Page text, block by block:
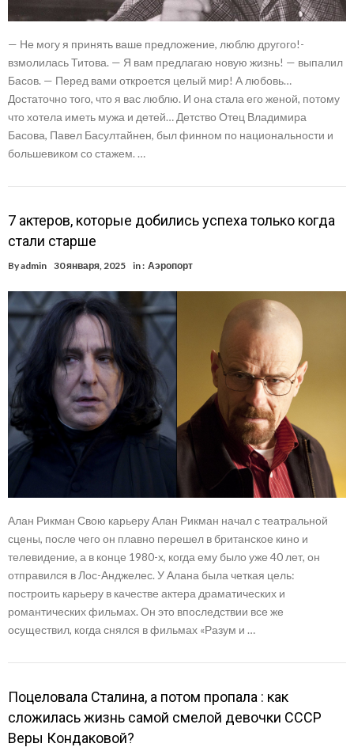
— Не могу я принять ваше предложение, люблю другого!-
взмолилась Титова. — Я вам предлагаю новую жизнь! — выпалил
Басов. — Перед вами откроется целый мир! А любовь…
Достаточно того, что я вас люблю. И она стала его женой, потому
что хотела иметь мужа и детей… Детство Отец Владимира
Басова, Павел Басултайнен, был финном по национальности и
большевиком со стажем. …
7 актеров, которые добились успеха только когда
стали старше
Byadmin 30 января, 2025 in : Аэропорт
Алан Рикман Свою карьеру Алан Рикман начал с театральной
сцены, после чего он плавно перешел в британское кино и
телевидение, а в конце 1980-х, когда ему было уже 40 лет, он
отправился в Лос-Анджелес. У Алана была четкая цель:
построить карьеру в качестве актера драматических и
романтических фильмах. Он это впоследствии все же
осуществил, когда снялся в фильмах «Разум и …
Поцеловала Сталина, а потом пропала : как
сложилась жизнь самой смелой девочки СССР
Веры Кондаковой?